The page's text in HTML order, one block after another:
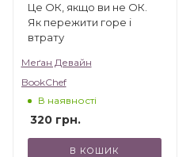
Це ОК, якщо ви не ОК.
Як пережити горе і
втрату
Меґан Девайн
BookChef
В наявності
320грн.
В КОШИК